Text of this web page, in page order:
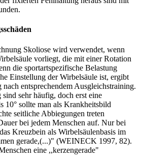
Skoliose wird verwendet, wenn
vorliegt, die mit einer Rotation
die sportartspezifische Belastung
Einstellung der Wirbelsäule ist, ergibt
nach entsprechendem Ausgleichstraining.
sehr häufig, doch erst eine
10° sollte man als Krankheitsbild
seitliche Abbiegungen treten
bei jedem Menschen auf. Nur bei
Kreuzbein als Wirbelsäulenbasis im
gerade,(...)" (WEINECK 1997, 82).
eine ,,kerzengerade"